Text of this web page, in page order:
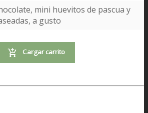
mini huevitos de pascua y
a gusto
Cargar carrito